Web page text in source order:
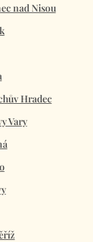
nad Nisou
Hradec
Vary